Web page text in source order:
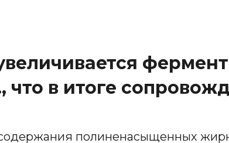
в итоге
полиненасыщенных